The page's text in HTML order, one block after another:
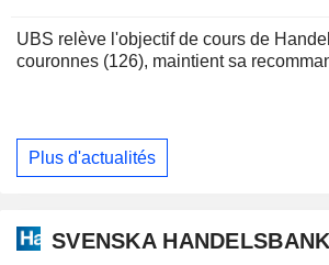
UBS relève l'objectif de cours de
couronnes (126), maintient sa
Plus d'actualités
SVENSKA